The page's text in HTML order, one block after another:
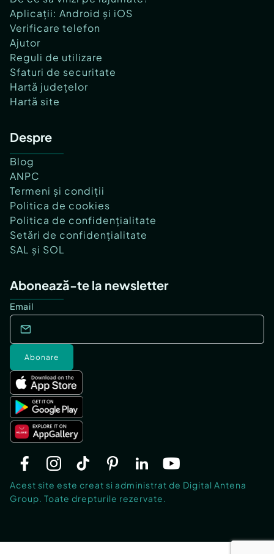
Aplicații: Android și iOS
Verificare telefon
Ajutor
Reguli de utilizare
Sfaturi de securitate
Hartă județelor
Hartă site
Despre
Blog
ANPC
Termeni și condiții
Politica de cookies
Politica de confidențialitate
Setări de confidențialitate
SAL și SOL
Abonează-te la newsletter
Email
Abonare
Acest site este creat si administrat de Digital Antena
Group. Toate drepturile rezervate.